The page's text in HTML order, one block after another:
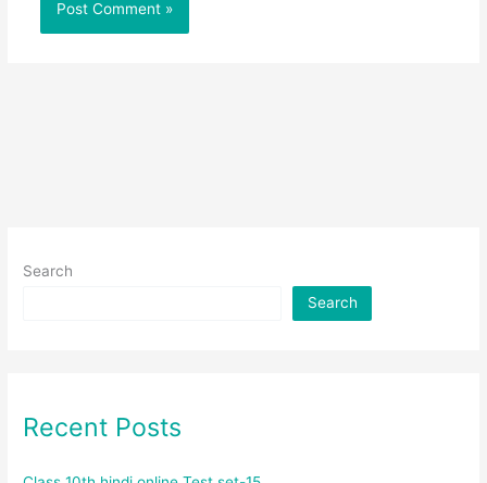
Search
Search
Recent Posts